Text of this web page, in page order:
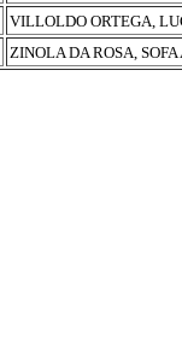
VILLOLDO ORTEGA,
ZINOLA DA ROSA,